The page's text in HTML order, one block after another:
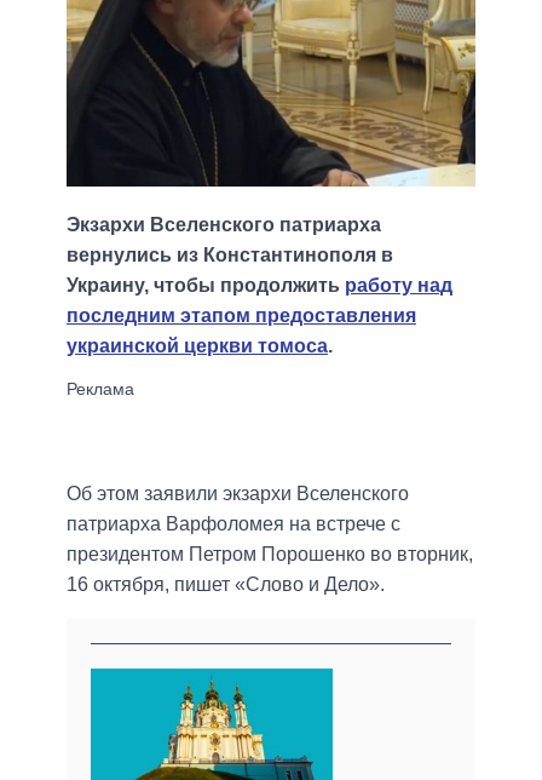
Экзархи Вселенского патриарха
вернулись из Константинополя в
Украину, чтобы продолжить работу над
последним этапом предоставления
украинской церкви томоса.
Об этом заявили экзархи Вселенского
патриарха Варфоломея на встрече с
президентом Петром Порошенко во вторник,
16 октября, пишет «Слово и Дело».